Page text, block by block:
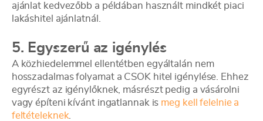
ajánlat kedvezőbb a példában használt mindkét piaci
lakáshitel ajánlatnál.
5. Egyszerű az igénylés
A közhiedelemmel ellentétben egyáltalán nem
hosszadalmas folyamat a CSOK hitel igénylése. Ehhez
egyrészt az igénylőknek, másrészt pedig a vásárolni
vagy építeni kívánt ingatlannak is meg kell felelnie a
feltételeknek